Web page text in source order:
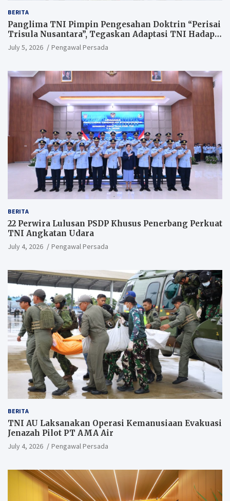
BERITA
Panglima TNI Pimpin Pengesahan Doktrin “Perisai
Trisula Nusantara”, Tegaskan Adaptasi TNI Hadapi
Perang Modern
July 5, 2026 Pengawal Persada
BERITA
22 Perwira Lulusan PSDP Khusus Penerbang Perkuat
TNI Angkatan Udara
July 4, 2026 Pengawal Persada
BERITA
TNI AU Laksanakan Operasi Kemanusiaan Evakuasi
Jenazah Pilot PT AMA Air
July 4, 2026 Pengawal Persada